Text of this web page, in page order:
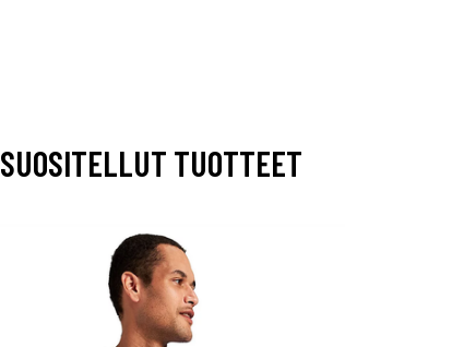
SUOSITELLUT TUOTTEET